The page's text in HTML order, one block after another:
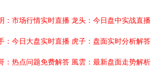
：市场行情实时直播 龙头：今日盘中实战直播
：今日大盘实时直播 虎子：盘面实时分析解答
：热点问题免费解答 風雲：最新盘面走势解析